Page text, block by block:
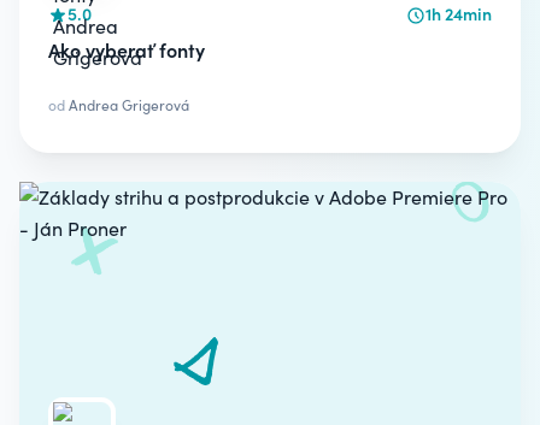
5.0 1h 24min
Ako vyberať fonty
odAndrea Grigerová